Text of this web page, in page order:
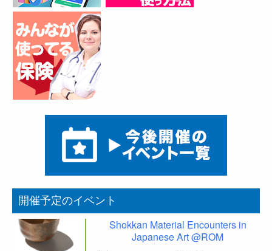
開催予定のイベント
Shokkan Material Encounters in
Japanese Art @ROM